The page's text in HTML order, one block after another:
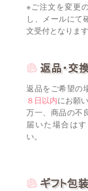
※ご注文を変更
し、メールにて
文受付となります
返品をご希望の
８日以内にお願
万一、商品の不
届いた場合は
い。